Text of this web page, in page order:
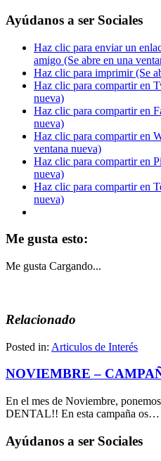
Ayúdanos a ser Sociales
Haz clic para enviar un
amigo (Se abre en una
Haz clic para imprimir (Se
Haz clic para compartir en
nueva)
Haz clic para compartir en
nueva)
Haz clic para compartir en
ventana nueva)
Haz clic para compartir en
nueva)
Haz clic para compartir en
nueva)
Me gusta esto:
Me gusta Cargando...
Relacionado
Posted in: Articulos de Interés
NOVIEMBRE –
En el mes de Noviembre,
DENTAL!! En esta campaña os…
Ayúdanos a ser Sociales